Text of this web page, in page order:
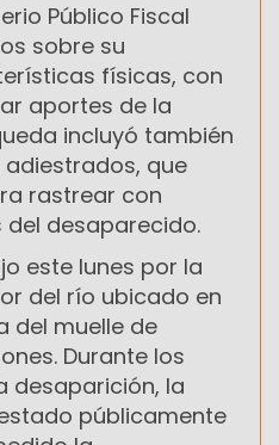
Público Fiscal
sobre su
físicas, con
aportes de la
incluyó también
que
rastrear con
desaparecido.
este lunes por la
del río ubicado en
del muelle de
Durante los
desaparición, la
públicamente